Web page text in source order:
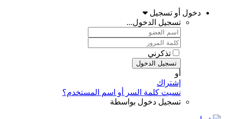
دخول أو تسجيل
تسجيل الدخول...
تذكرني
تسجيل الدخول
أو
إشتراك
نسيت كلمة السر أو اسم المستخدم؟
تسجيل دخول بواسطة